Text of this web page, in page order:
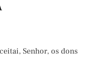
Senhor, os dons